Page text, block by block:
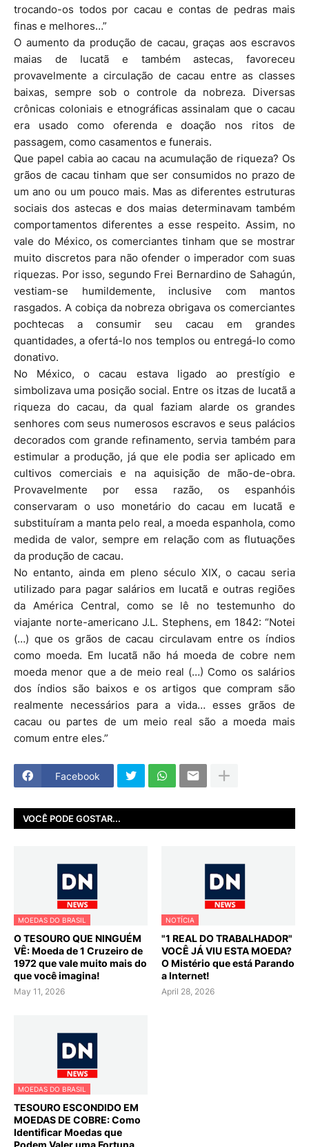
trocando-os todos por cacau e contas de pedras mais
finas e melhores…”
O aumento da produção de cacau, graças aos escravos
maias de Iucatã e também astecas, favoreceu
provavelmente a circulação de cacau entre as classes
baixas, sempre sob o controle da nobreza. Diversas
crônicas coloniais e etnográficas assinalam que o cacau
era usado como oferenda e doação nos ritos de
passagem, como casamentos e funerais.
Que papel cabia ao cacau na acumulação de riqueza? Os
grãos de cacau tinham que ser consumidos no prazo de
um ano ou um pouco mais. Mas as diferentes estruturas
sociais dos astecas e dos maias determinavam também
comportamentos diferentes a esse respeito. Assim, no
vale do México, os comerciantes tinham que se mostrar
muito discretos para não ofender o imperador com suas
riquezas. Por isso, segundo Frei Bernardino de Sahagún,
vestiam-se humildemente, inclusive com mantos
rasgados. A cobiça da nobreza obrigava os comerciantes
pochtecas a consumir seu cacau em grandes
quantidades, a ofertá-lo nos templos ou entregá-lo como
donativo.
No México, o cacau estava ligado ao prestígio e
simbolizava uma posição social. Entre os itzas de Iucatã a
riqueza do cacau, da qual faziam alarde os grandes
senhores com seus numerosos escravos e seus palácios
decorados com grande refinamento, servia também para
estimular a produção, já que ele podia ser aplicado em
cultivos comerciais e na aquisição de mão-de-obra.
Provavelmente por essa razão, os espanhóis
conservaram o uso monetário do cacau em Iucatã e
substituíram a manta pelo real, a moeda espanhola, como
medida de valor, sempre em relação com as flutuações
da produção de cacau.
No entanto, ainda em pleno século XIX, o cacau seria
utilizado para pagar salários em Iucatã e outras regiões
da América Central, como se lê no testemunho do
viajante norte-americano J.L. Stephens, em 1842: “Notei
(…) que os grãos de cacau circulavam entre os índios
como moeda. Em Iucatã não há moeda de cobre nem
moeda menor que a de meio real (…) Como os salários
dos índios são baixos e os artigos que compram são
realmente necessários para a vida… esses grãos de
cacau ou partes de um meio real são a moeda mais
comum entre eles.”
Facebook
VOCÊ PODE GOSTAR...
MOEDAS DO BRASIL
O TESOURO QUE NINGUÉM
VÊ: Moeda de 1 Cruzeiro de
1972 que vale muito mais do
que você imagina!
May 11, 2026
NOTÍCIA
"1 REAL DO TRABALHADOR"
VOCÊ JÁ VIU ESTA MOEDA?
O Mistério que está Parando
a Internet!
April 28, 2026
MOEDAS DO BRASIL
TESOURO ESCONDIDO EM
MOEDAS DE COBRE: Como
Identificar Moedas que
Podem Valer uma Fortuna